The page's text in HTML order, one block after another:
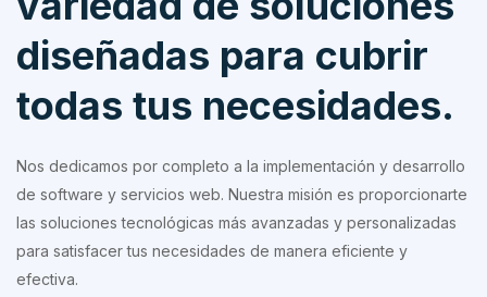
diseñadas para cubrir
todas tus necesidades.
Nos dedicamos por completo a la implementación y desarrollo
de software y servicios web. Nuestra misión es proporcionarte
las soluciones tecnológicas más avanzadas y personalizadas
para satisfacer tus necesidades de manera eficiente y
efectiva.